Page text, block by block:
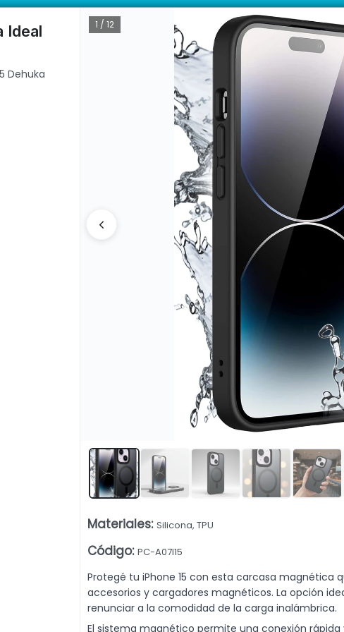
Venta mayorista desde 10 unidades.
Ideal
Dehuka
1 / 12
Materiales: Silicona, TPU
Código: PC-A07I15
Protegé tu iPhone 15 con esta carcasa
accesorios y cargadores magnéticos. La opción
renunciar a la comodidad de la carga inalámbrica.
El sistema magnético permite una conexión
con garantía directa | 📦 Comprá mayorista desde 10 unidades.
CÓMO COMPRAR
QUIÉNES
Venta mayorista desde 10 unidades.
Lista vacía